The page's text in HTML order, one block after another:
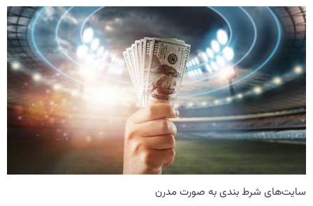
سایت‌های شرط‌ بندی به صورت مدرن